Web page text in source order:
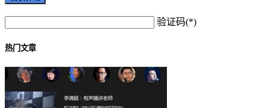
验证码(*)
热门文章